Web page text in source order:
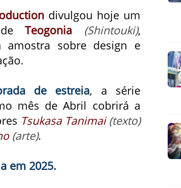
divulgou hoje um
deTeogonia (Shintouki),
amostra sobre design e
de estreia, a série
mês de Abril cobrirá a
Tsukasa Tanimai (texto)
(arte).
em 2025.